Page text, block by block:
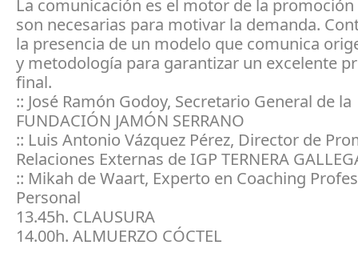
La comunicación es el motor de la promoción
son necesarias para motivar la demanda.
la presencia de un modelo que comunica
y metodología para garantizar un excelente
final.
:: José Ramón Godoy, Secretario General de la
FUNDACIÓN JAMÓN SERRANO
:: Luis Antonio Vázquez Pérez, Director de
Relaciones Externas de IGP TERNERA
:: Mikah de Waart, Experto en Coaching
Personal
13.45h. CLAUSURA
14.00h. ALMUERZO CÓCTEL